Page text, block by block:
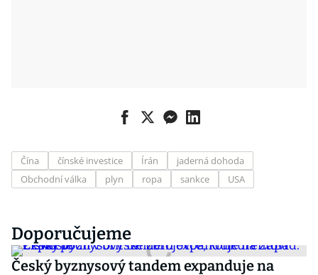
Čína čínské investice Írán
jaderná dohoda
Obchodní válka
plyn ropa sankce USA
Doporučujeme
Český byznysový tandem expanduje na